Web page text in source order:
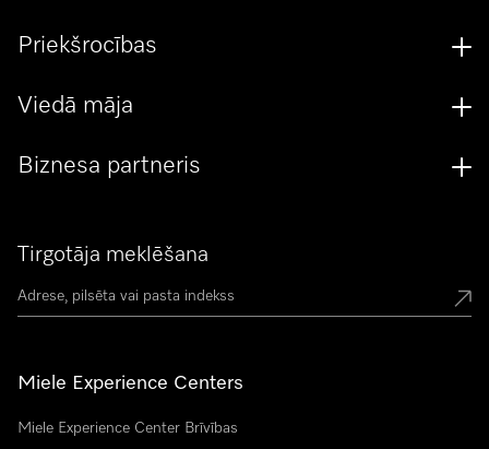
Tirgotāja meklēšana
Miele Experience Centers
Miele Experience Center Brīvības
Priekšrocības
Viedā māja
Biznesa partneris